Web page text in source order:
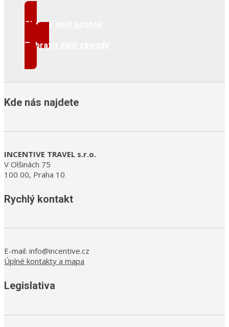
Chci se sejít osobně
Zobrazit další zájezdy
Kde nás najdete
INCENTIVE TRAVEL s.r.o.
V Olšinách 75
100 00, Praha 10
Rychlý kontakt
E-mail: info@incentive.cz
Úplné kontakty a mapa
Legislativa